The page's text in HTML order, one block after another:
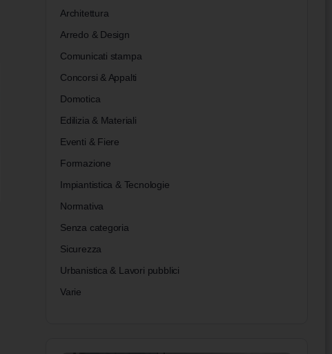
Architettura
Arredo & Design
Comunicati stampa
Concorsi & Appalti
Domotica
Edilizia & Materiali
Eventi & Fiere
Formazione
Impiantistica & Tecnologie
Normativa
Senza categoria
Sicurezza
Urbanistica & Lavori pubblici
Varie